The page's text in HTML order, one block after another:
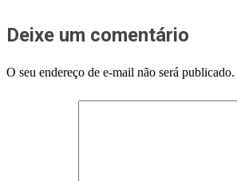
Deixe um comentário
O seu endereço de e-mail não será publicado.